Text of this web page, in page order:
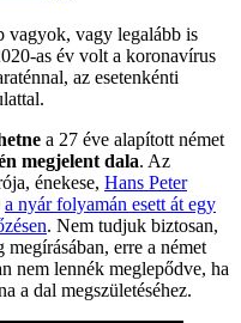
vagyok, vagy legalább is
as év volt a koronavírus
az esetenkénti
a 27 éve alapított német
megjelent dala. Az
énekese, Hans Peter
a nyár folyamán esett át egy
. Nem tudjuk biztosan,
megírásában, erre a német
nem lennék meglepődve, ha
a dal megszületéséhez.